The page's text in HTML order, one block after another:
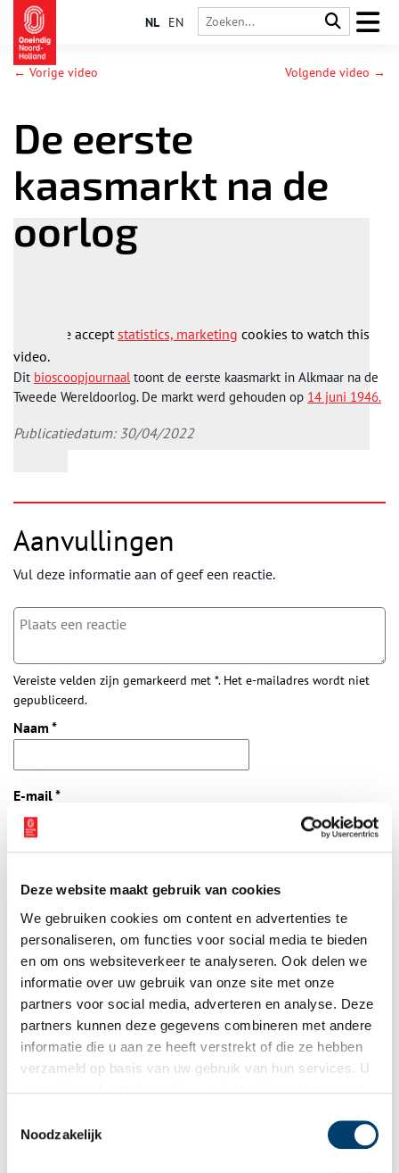
Deze website maakt gebruik van cookies
We gebruiken cookies om content en advertenties te
personaliseren, om functies voor social media te bieden
en om ons websiteverkeer te analyseren. Ook delen we
informatie over uw gebruik van onze site met onze
partners voor social media, adverteren en analyse. Deze
partners kunnen deze gegevens combineren met andere
informatie die u aan ze heeft verstrekt of die ze hebben
verzameld op basis van uw gebruik van hun services. U
Noodzakelijk
NL EN
← Vorige video Volgende video →
De eerste
kaasmarkt na de
oorlog
Please acceptstatistics, marketing cookies to watch this
video.
Dit bioscoopjournaaltoont de eerste kaasmarkt in Alkmaar na de
Tweede Wereldoorlog. De markt werd gehouden op 14 juni 1946.
Publicatiedatum: 30/04/2022
Aanvullingen
Vul deze informatie aan of geef een reactie.
Vereiste velden zijn gemarkeerd met *. Het e-mailadres wordt niet
gepubliceerd.
Naam *
E-mail*
Bekijk meer video's